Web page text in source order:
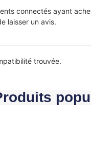
connectés ayant
laisser un avis.
trouvée.